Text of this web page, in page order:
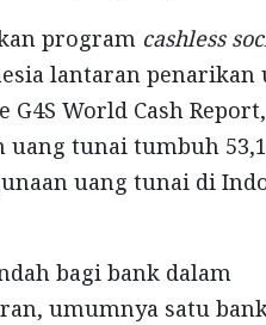
program cashless
lantaran penarikan
World Cash Report,
uang tunai tumbuh
uang tunai di
bagi bank dalam
umumnya satu